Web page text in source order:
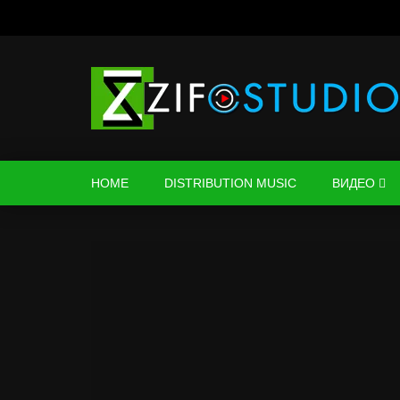
HOME DISTRIBUTION MUSIC ВИДЕО